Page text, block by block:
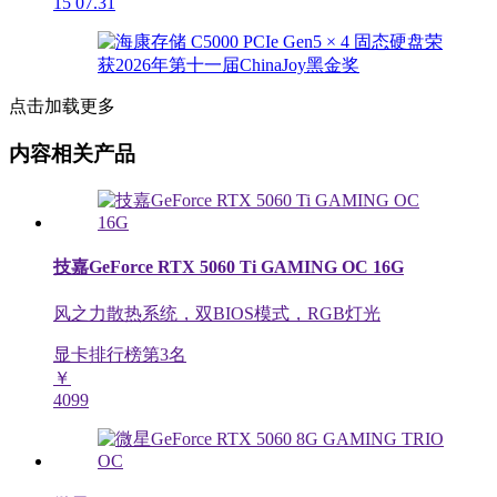
点击加载更多
内容相关产品
技嘉GeForce RTX 5060 Ti GAMING OC 16G
风之力散热系统，双BIOS模式，RGB灯光
显卡排行榜第3名
￥
4099